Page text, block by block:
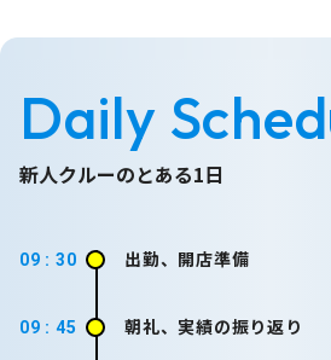
Daily
新人クルーのとある1日
09 : 30 出勤、開店準備
09 : 45 朝礼、実績の振り返り